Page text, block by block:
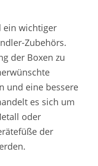
ein wichtiger
Zubehörs.
der Boxen zu
und eine bessere
es sich um
oder
der